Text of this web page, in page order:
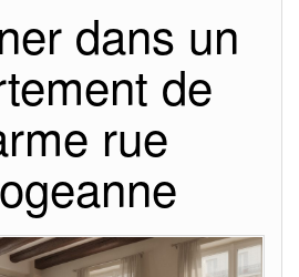
dans un
de
rue